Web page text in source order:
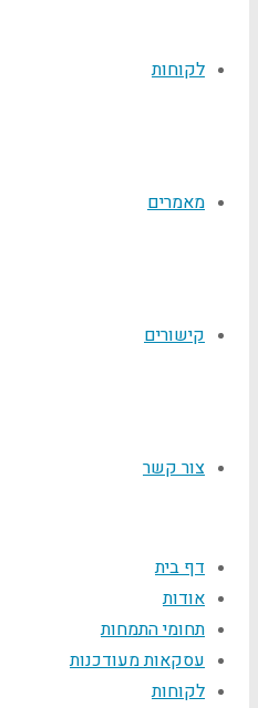
לקוחות
מאמרים
קישורים
צור קשר
דף בית
אודות
תחומי התמחות
עסקאות מעודכנות
לקוחות